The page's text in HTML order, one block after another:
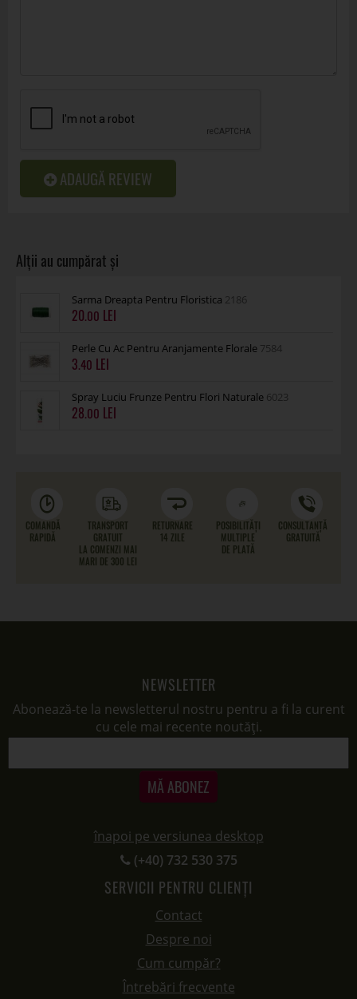
ADAUGĂ REVIEW
Sarma Dreapta Pentru Floristica 2186
20.00
Perle Cu Ac Pentru Aranjamente Florale 7584
3.40
Spray Luciu Frunze Pentru Flori Naturale 6023
28.00
COMANDĂ
RAPIDĂ
TRANSPORT
GRATUIT
LA COMENZI MAI
MARI DE 300 LEI
RETURNARE
14 ZILE
POSIBILITĂȚI
MULTIPLE
DE PLATĂ
CONSULTANȚĂ
GRATUITĂ
NEWSLETTER
Abonează-te la newsletterul nostru pentru a fi la curent
cu cele mai recente noutăți.
MĂ ABONEZ
înapoi pe versiunea desktop
(+40) 732 530 375
SERVICII PENTRU CLIENȚI
Contact
Despre noi
Cum cumpăr?
Întrebări frecvente